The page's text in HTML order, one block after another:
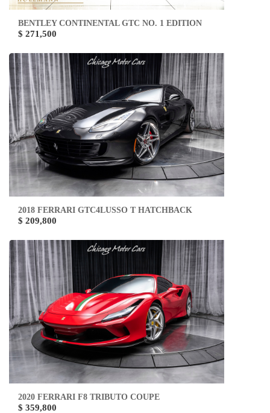
BENTLEY CONTINENTAL GTC NO. 1 EDITION
$ 271,500
2018 FERRARI GTC4LUSSO T HATCHBACK
$ 209,800
2020 FERRARI F8 TRIBUTO COUPE
$ 359,800